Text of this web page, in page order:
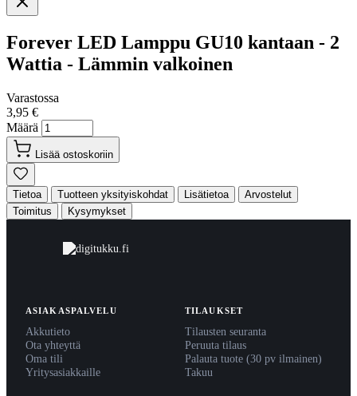
Forever LED Lamppu GU10 kantaan - 2
Wattia - Lämmin valkoinen
Varastossa
3,95 €
Määrä
Lisää ostoskoriin
Tietoa Tuotteen yksityiskohdat Lisätietoa
Arvostelut
Toimitus
Kysymykset
ASIAKASPALVELU
Akkutieto
Ota yhteyttä
Oma tili
Yritysasiakkaille
TILAUKSET
Tilausten seuranta
Peruuta tilaus
Palauta tuote (30 pv ilmainen)
Takuu